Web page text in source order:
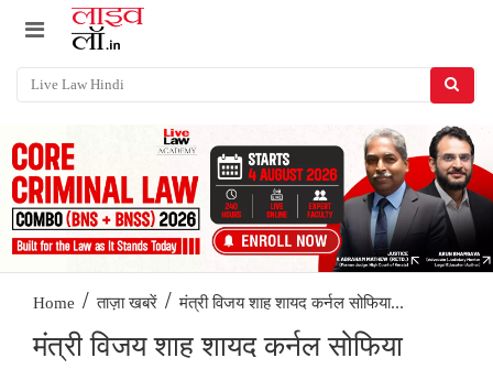
Home / ताज़ा खबरें / मंत्री विजय शाह शायद कर्नल सोफिया...
मंत्री विजय शाह शायद कर्नल सोफिया